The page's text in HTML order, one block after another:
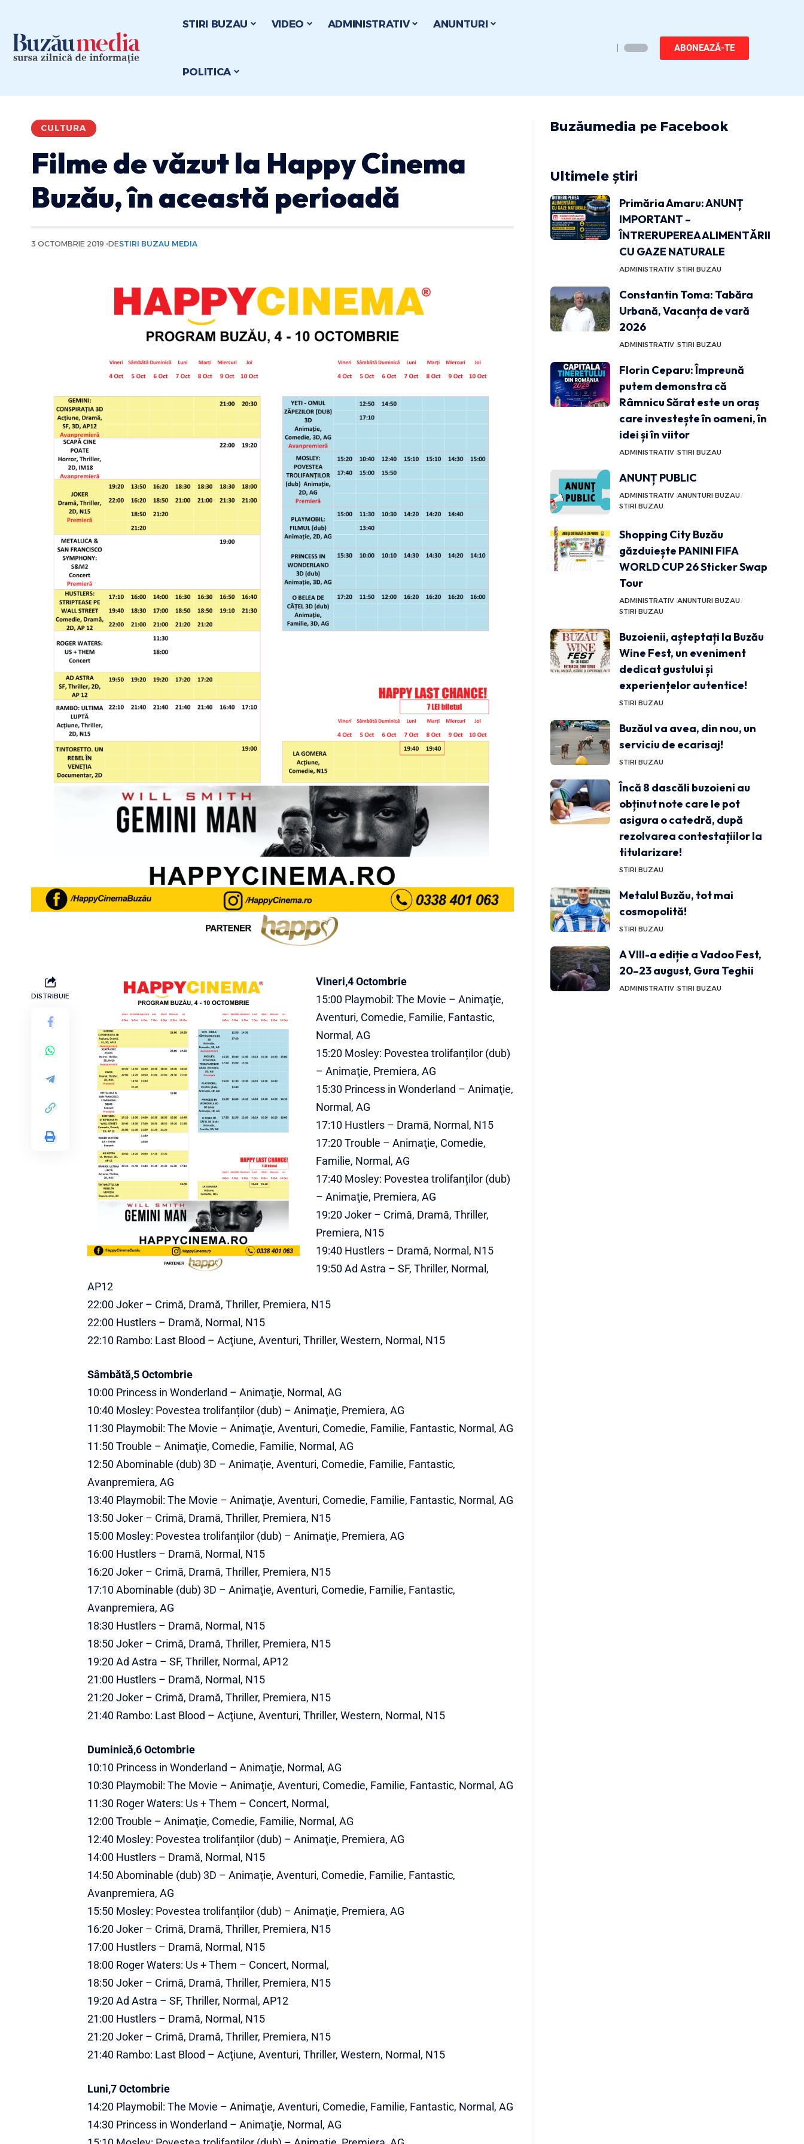
STIRI BUZAU VIDEO ADMINISTRATIV ANUNTURI
POLITICA
ABONEAZĂ-TE
CULTURA
Filme de văzut la Happy Cinema
Buzău, în această perioadă
3 OCTOMBRIE 2019 DESTIRI BUZAU MEDIA
DISTRIBUIE
Vineri,4 Octombrie
15:00 Playmobil: The Movie – Animaţie,
Aventuri, Comedie, Familie, Fantastic,
Normal, AG
15:20 Mosley: Povestea trolifanților (dub)
– Animaţie, Premiera, AG
15:30 Princess in Wonderland – Animaţie,
Normal, AG
17:10 Hustlers – Dramă, Normal, N15
17:20 Trouble – Animaţie, Comedie,
Familie, Normal, AG
17:40 Mosley: Povestea trolifanților (dub)
– Animaţie, Premiera, AG
19:20 Joker – Crimă, Dramă, Thriller,
Premiera, N15
19:40 Hustlers – Dramă, Normal, N15
19:50 Ad Astra – SF, Thriller, Normal,
AP12
22:00 Joker – Crimă, Dramă, Thriller, Premiera, N15
22:00 Hustlers – Dramă, Normal, N15
22:10 Rambo: Last Blood – Acţiune, Aventuri, Thriller, Western, Normal, N15
Sâmbătă,5 Octombrie
10:00 Princess in Wonderland – Animaţie, Normal, AG
10:40 Mosley: Povestea trolifanților (dub) – Animaţie, Premiera, AG
11:30 Playmobil: The Movie – Animaţie, Aventuri, Comedie, Familie, Fantastic, Normal, AG
11:50 Trouble – Animaţie, Comedie, Familie, Normal, AG
12:50 Abominable (dub) 3D – Animaţie, Aventuri, Comedie, Familie, Fantastic,
Avanpremiera, AG
13:40 Playmobil: The Movie – Animaţie, Aventuri, Comedie, Familie, Fantastic, Normal, AG
13:50 Joker – Crimă, Dramă, Thriller, Premiera, N15
15:00 Mosley: Povestea trolifanților (dub) – Animaţie, Premiera, AG
16:00 Hustlers – Dramă, Normal, N15
16:20 Joker – Crimă, Dramă, Thriller, Premiera, N15
17:10 Abominable (dub) 3D – Animaţie, Aventuri, Comedie, Familie, Fantastic,
Avanpremiera, AG
18:30 Hustlers – Dramă, Normal, N15
18:50 Joker – Crimă, Dramă, Thriller, Premiera, N15
19:20 Ad Astra – SF, Thriller, Normal, AP12
21:00 Hustlers – Dramă, Normal, N15
21:20 Joker – Crimă, Dramă, Thriller, Premiera, N15
21:40 Rambo: Last Blood – Acţiune, Aventuri, Thriller, Western, Normal, N15
Duminică,6 Octombrie
10:10 Princess in Wonderland – Animaţie, Normal, AG
10:30 Playmobil: The Movie – Animaţie, Aventuri, Comedie, Familie, Fantastic, Normal, AG
11:30 Roger Waters: Us + Them – Concert, Normal,
12:00 Trouble – Animaţie, Comedie, Familie, Normal, AG
12:40 Mosley: Povestea trolifanților (dub) – Animaţie, Premiera, AG
14:00 Hustlers – Dramă, Normal, N15
14:50 Abominable (dub) 3D – Animaţie, Aventuri, Comedie, Familie, Fantastic,
Avanpremiera, AG
15:50 Mosley: Povestea trolifanților (dub) – Animaţie, Premiera, AG
16:20 Joker – Crimă, Dramă, Thriller, Premiera, N15
17:00 Hustlers – Dramă, Normal, N15
18:00 Roger Waters: Us + Them – Concert, Normal,
18:50 Joker – Crimă, Dramă, Thriller, Premiera, N15
19:20 Ad Astra – SF, Thriller, Normal, AP12
21:00 Hustlers – Dramă, Normal, N15
21:20 Joker – Crimă, Dramă, Thriller, Premiera, N15
21:40 Rambo: Last Blood – Acţiune, Aventuri, Thriller, Western, Normal, N15
Luni,7 Octombrie
14:20 Playmobil: The Movie – Animaţie, Aventuri, Comedie, Familie, Fantastic, Normal, AG
14:30 Princess in Wonderland – Animaţie, Normal, AG
Buzăumedia pe Facebook
Ultimele știri
Primăria Amaru: ANUNȚ
IMPORTANT –
ÎNTRERUPEREA ALIMENTĂRII
CU GAZE NATURALE
ADMINISTRATIV STIRI BUZAU
Constantin Toma: Tabăra
Urbană, Vacanța de vară
2026
ADMINISTRATIV STIRI BUZAU
Florin Ceparu: Împreună
putem demonstra că
Râmnicu Sărat este un oraș
care investește în oameni, în
idei și în viitor
ADMINISTRATIV STIRI BUZAU
ANUNȚ PUBLIC
ADMINISTRATIV ANUNTURI BUZAU
STIRI BUZAU
Shopping City Buzău
găzduiește PANINI FIFA
WORLD CUP 26 Sticker Swap
Tour
ADMINISTRATIV ANUNTURI BUZAU
STIRI BUZAU
Buzoienii, așteptați la Buzău
Wine Fest, un eveniment
dedicat gustului și
experiențelor autentice!
STIRI BUZAU
Buzăul va avea, din nou, un
serviciu de ecarisaj!
STIRI BUZAU
Încă 8 dascăli buzoieni au
obținut note care le pot
asigura o catedră, după
rezolvarea contestațiilor la
titularizare!
STIRI BUZAU
Metalul Buzău, tot mai
cosmopolită!
STIRI BUZAU
A VIII-a ediție a Vadoo Fest,
20–23 august, Gura Teghii
ADMINISTRATIV STIRI BUZAU